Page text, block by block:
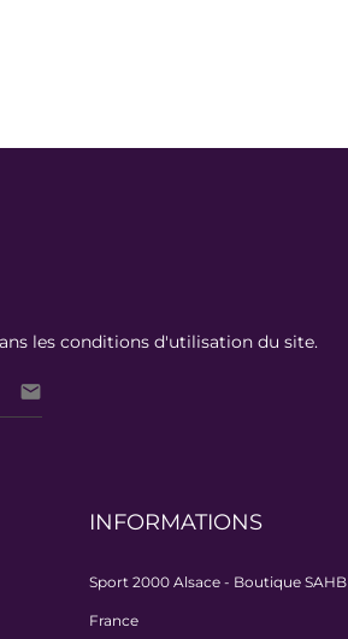
les conditions d'utilisation du site.

INFORMATIONS
Sport 2000 Alsace - Boutique SAHB
France